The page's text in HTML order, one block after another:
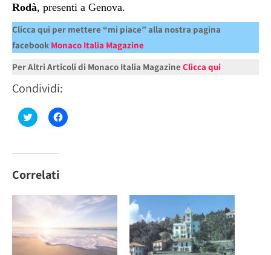
Rodà, presenti a Genova.
Clicca qui per mettere “mi piace” alla nostra pagina
facebook Monaco Italia Magazine
Per Altri Articoli di Monaco Italia Magazine Clicca qui
Condividi:
Fai
clic
su
(Si
apre
una
finestra)
Fai
clic
nuova
finestra)
Correlati